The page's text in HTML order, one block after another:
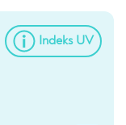
Indeks UV